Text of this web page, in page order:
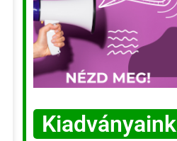
Kiadványaink